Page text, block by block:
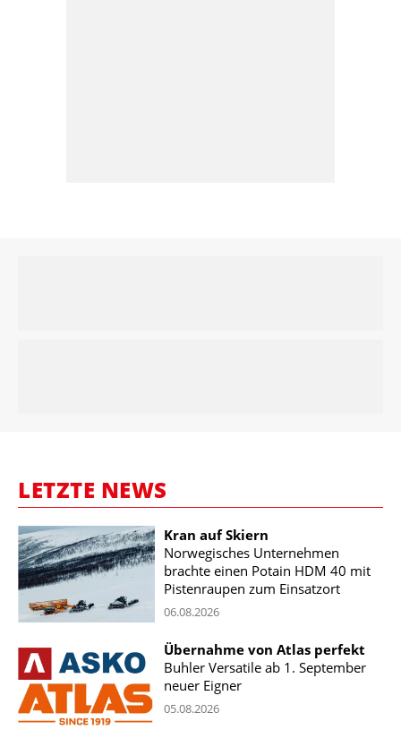
LETZTE NEWS
Kran auf Skiern
Norwegisches Unternehmen
brachte einen Potain HDM 40 mit
Pistenraupen zum Einsatzort
06.08.2026
Übernahme von Atlas perfekt
Buhler Versatile ab 1. September
neuer Eigner
05.08.2026